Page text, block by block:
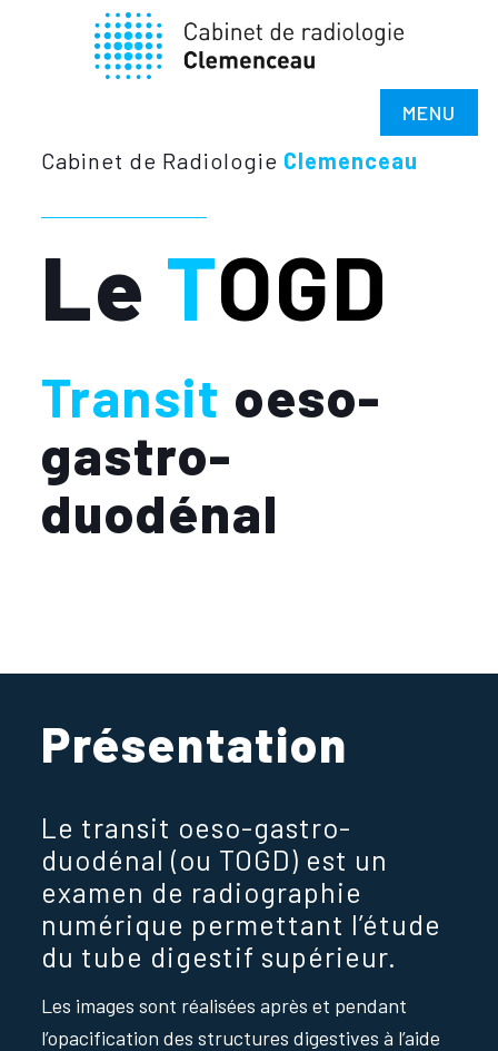
MENU
Cabinet de Radiologie Clemenceau
Le TOGD
Transit oeso-
gastro-
duodénal
Présentation
Le transit oeso-gastro-
duodénal (ou TOGD) est un
examen de radiographie
numérique permettant l’étude
du tube digestif supérieur.
Les images sont réalisées après et pendant
l’opacification des structures digestives à l’aide